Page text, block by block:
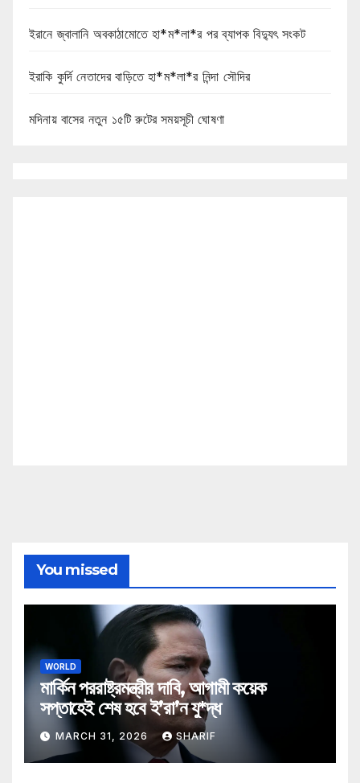
ইরানে জ্বালানি অবকাঠামোতে হা*ম*লা*র পর ব্যাপক বিদ্যুৎ সংকট
ইরাকি কুর্দি নেতাদের বাড়িতে হা*ম*লা*র নিন্দা সৌদির
মদিনায় বাসের নতুন ১৫টি রুটের সময়সূচী ঘোষণা
You missed
WORLD
মার্কিন পররাষ্ট্রমন্ত্রীর দাবি, আগামী কয়েক
সপ্তাহেই শেষ হবে ই’রা’ন যু*দ্ধ
MARCH 31, 2026 SHARIF